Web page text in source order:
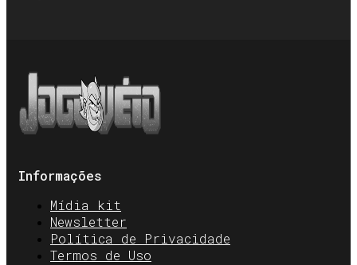
Informações
Mídia kit
Newsletter
Política de Privacidade
Termos de Uso